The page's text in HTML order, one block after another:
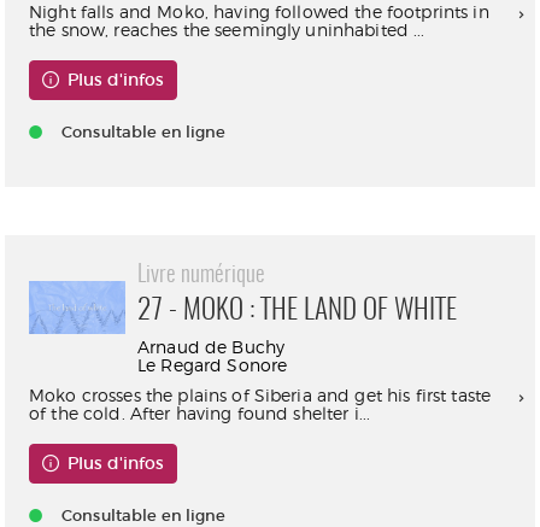
Night falls and Moko, having followed the footprints in
the snow, reaches the seemingly uninhabited ...
Plus d'infos
Consultable en ligne
Livre numérique
27 - MOKO : THE LAND OF WHITE
Arnaud de Buchy
Le Regard Sonore
Moko crosses the plains of Siberia and get his first taste
of the cold. After having found shelter i...
Plus d'infos
Consultable en ligne